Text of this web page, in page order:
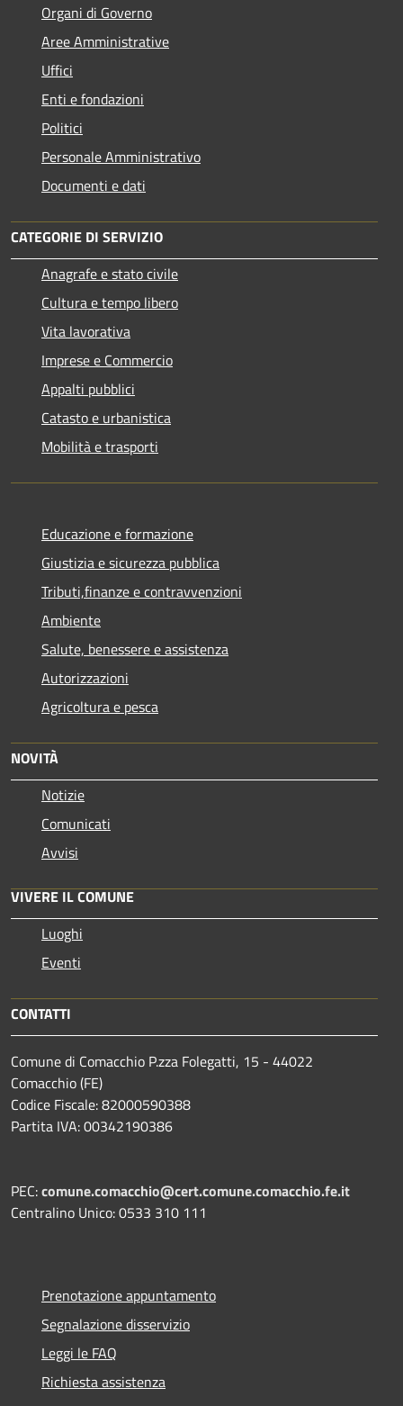
Organi di Governo
Aree Amministrative
Uffici
Enti e fondazioni
Politici
Personale Amministrativo
Documenti e dati
CATEGORIE DI SERVIZIO
Anagrafe e stato civile
Cultura e tempo libero
Vita lavorativa
Imprese e Commercio
Appalti pubblici
Catasto e urbanistica
Mobilità e trasporti
Educazione e formazione
Giustizia e sicurezza pubblica
Tributi,finanze e contravvenzioni
Ambiente
Salute, benessere e assistenza
Autorizzazioni
Agricoltura e pesca
NOVITÀ
Notizie
Comunicati
Avvisi
VIVERE IL COMUNE
Luoghi
Eventi
CONTATTI
Comune di Comacchio P.zza Folegatti, 15 - 44022
Comacchio (FE)
Codice Fiscale: 82000590388
Partita IVA: 00342190386
PEC:comune.comacchio@cert.comune.comacchio.fe.it
Centralino Unico: 0533 310 111
Prenotazione appuntamento
Segnalazione disservizio
Leggi le FAQ
Richiesta assistenza